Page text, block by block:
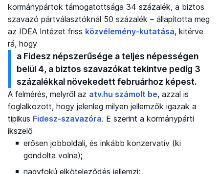
kormánypártok támogatottsága 34 százalék, a biztos
szavazó pártválasztóknál 50 százalék – állapította meg
az IDEA Intézet friss közvélemény-kutatása, kitérve
rá, hogy
a Fidesz népszerűsége a teljes népességen
belül 4, a biztos szavazókat tekintve pedig 3
százalékkal növekedett februárhoz képest.
A felmérés, melyről az atv.hu számolt be, azzal is
foglalkozott, hogy jelenleg milyen jellemzők igazak a
tipikus Fidesz-szavazóra. E szerint a kormánypárti
ikszelő
erősen jobboldali, és inkább konzervatív (ki
gondolta volna);
nagyfokú elköteleződés jellemzi;